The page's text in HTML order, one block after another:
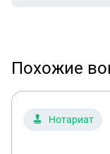
Похожие
Нотариат